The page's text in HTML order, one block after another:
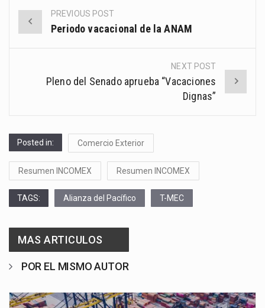
Post
PREVIOUS POST
Periodo vacacional de la ANAM
NEXT POST
Pleno del Senado aprueba “Vacaciones
Dignas”
Posted in: Comercio Exterior
Resumen INCOMEX Resumen INCOMEX
TAGS: Alianza del Pacífico T-MEC
MAS ARTICULOS
POR EL MISMO AUTOR